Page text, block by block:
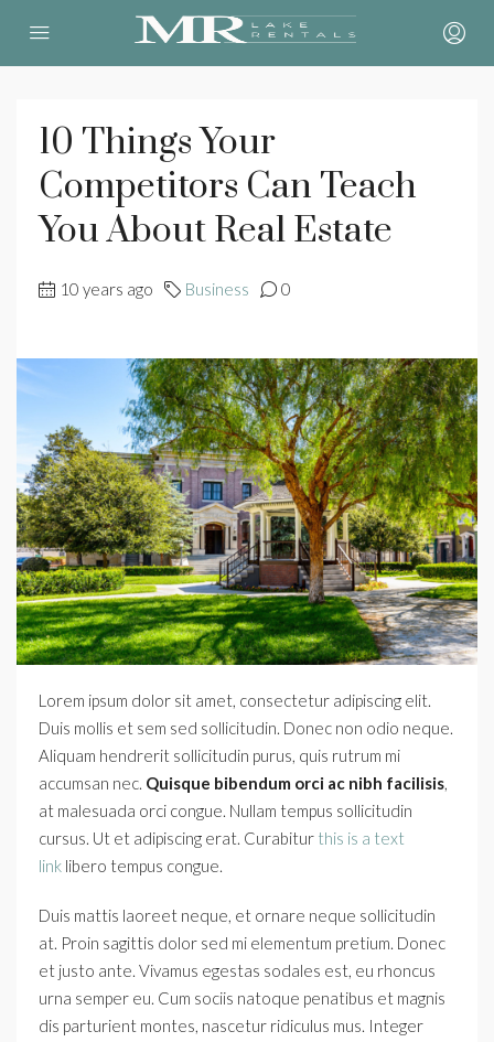
10 Things Your
Competitors Can Teach
You About Real Estate
10 years ago Business 0
Lorem ipsum dolor sit amet, consectetur adipiscing elit.
Duis mollis et sem sed sollicitudin. Donec non odio neque.
Aliquam hendrerit sollicitudin purus, quis rutrum mi
accumsan nec. Quisque bibendum orci ac nibh facilisis,
at malesuada orci congue. Nullam tempus sollicitudin
cursus. Ut et adipiscing erat. Curabitur this is a text
link libero tempus congue.
Duis mattis laoreet neque, et ornare neque sollicitudin
at. Proin sagittis dolor sed mi elementum pretium. Donec
et justo ante. Vivamus egestas sodales est, eu rhoncus
urna semper eu. Cum sociis natoque penatibus et magnis
dis parturient montes, nascetur ridiculus mus. Integer